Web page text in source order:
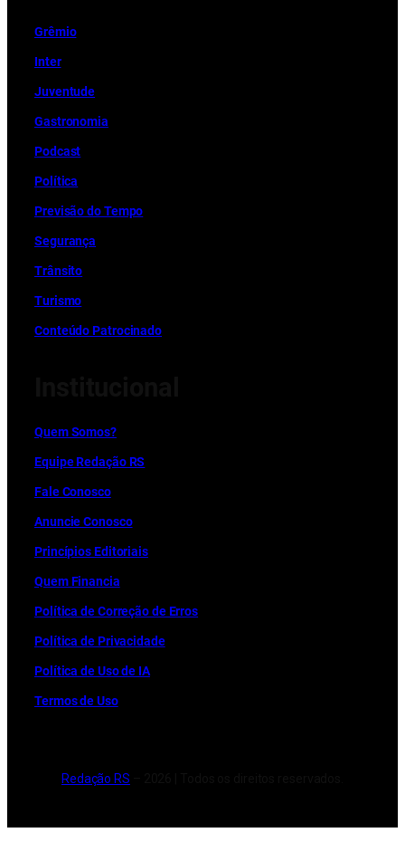
Grêmio
Inter
Juventude
Gastronomia
Podcast
Política
Previsão do Tempo
Segurança
Trânsito
Turismo
Conteúdo Patrocinado
Quem Somos?
Equipe Redação RS
Fale Conosco
Anuncie Conosco
Princípios Editoriais
Quem Financia
Política de Correção de Erros
Política de Privacidade
Política de Uso de IA
Termos de Uso
Redação RS